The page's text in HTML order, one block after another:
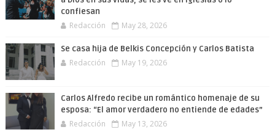
confiesan
Redacción May 28, 2026
Se casa hija de Belkis Concepción y Carlos Batista
Redacción May 19, 2026
Carlos Alfredo recibe un romántico homenaje de su
esposa: “El amor verdadero no entiende de edades”
Redacción May 13, 2026